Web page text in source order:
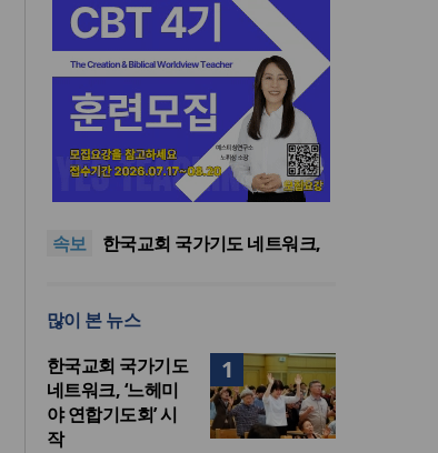
속보
한기연 “전쟁을 부르는 정책을
중단하라”
정신건강 치료 인프라 부족…
중증 입원·재활 확충 과제
선교의 현장
한국교회 국가기도 네트워크,
중단하라”
정신건강 치료 인프라 부족…
정신질환 평생유병률 27.8%,
중증 입원·재활 확충 과제
많이 본 뉴스
1
한국교회 국가기도
네트워크, ‘느헤미
야 연합기도회’ 시
작